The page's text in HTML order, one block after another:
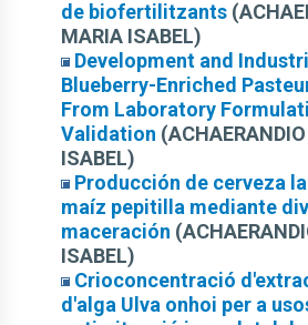
de biofertilitzants
MARIA ISABEL)
Development and
Blueberry-Enriched
From Laboratory
Validation
ISABEL)
Producción de cerveza
maíz pepitilla mediante
maceración
ISABEL)
Crioconcentració
d'alga Ulva onhoi per a